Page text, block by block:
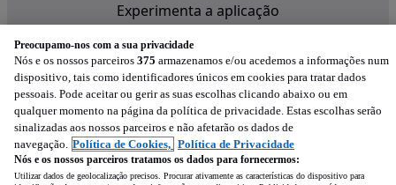
Experimenta a aplicação
Preocupamo-nos com a sua privacidade
Nós e os nossos parceiros 375 armazenamos e/ou acedemos a informações num
dispositivo, tais como identificadores únicos em cookies para tratar dados
pessoais. Pode aceitar ou gerir as suas escolhas clicando abaixo ou em
qualquer momento na página da política de privacidade. Estas escolhas serão
sinalizadas aos nossos parceiros e não afetarão os dados de
navegação. Política de Cookies, Política de Privacidade
Nós e os nossos parceiros tratamos os dados para fornecermos:
Utilizar dados de geolocalização precisos. Procurar ativamente as características do dispositivo para